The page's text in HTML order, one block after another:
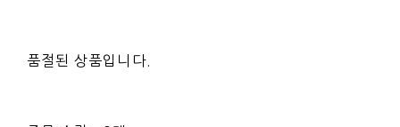
품절된 상품입니다.